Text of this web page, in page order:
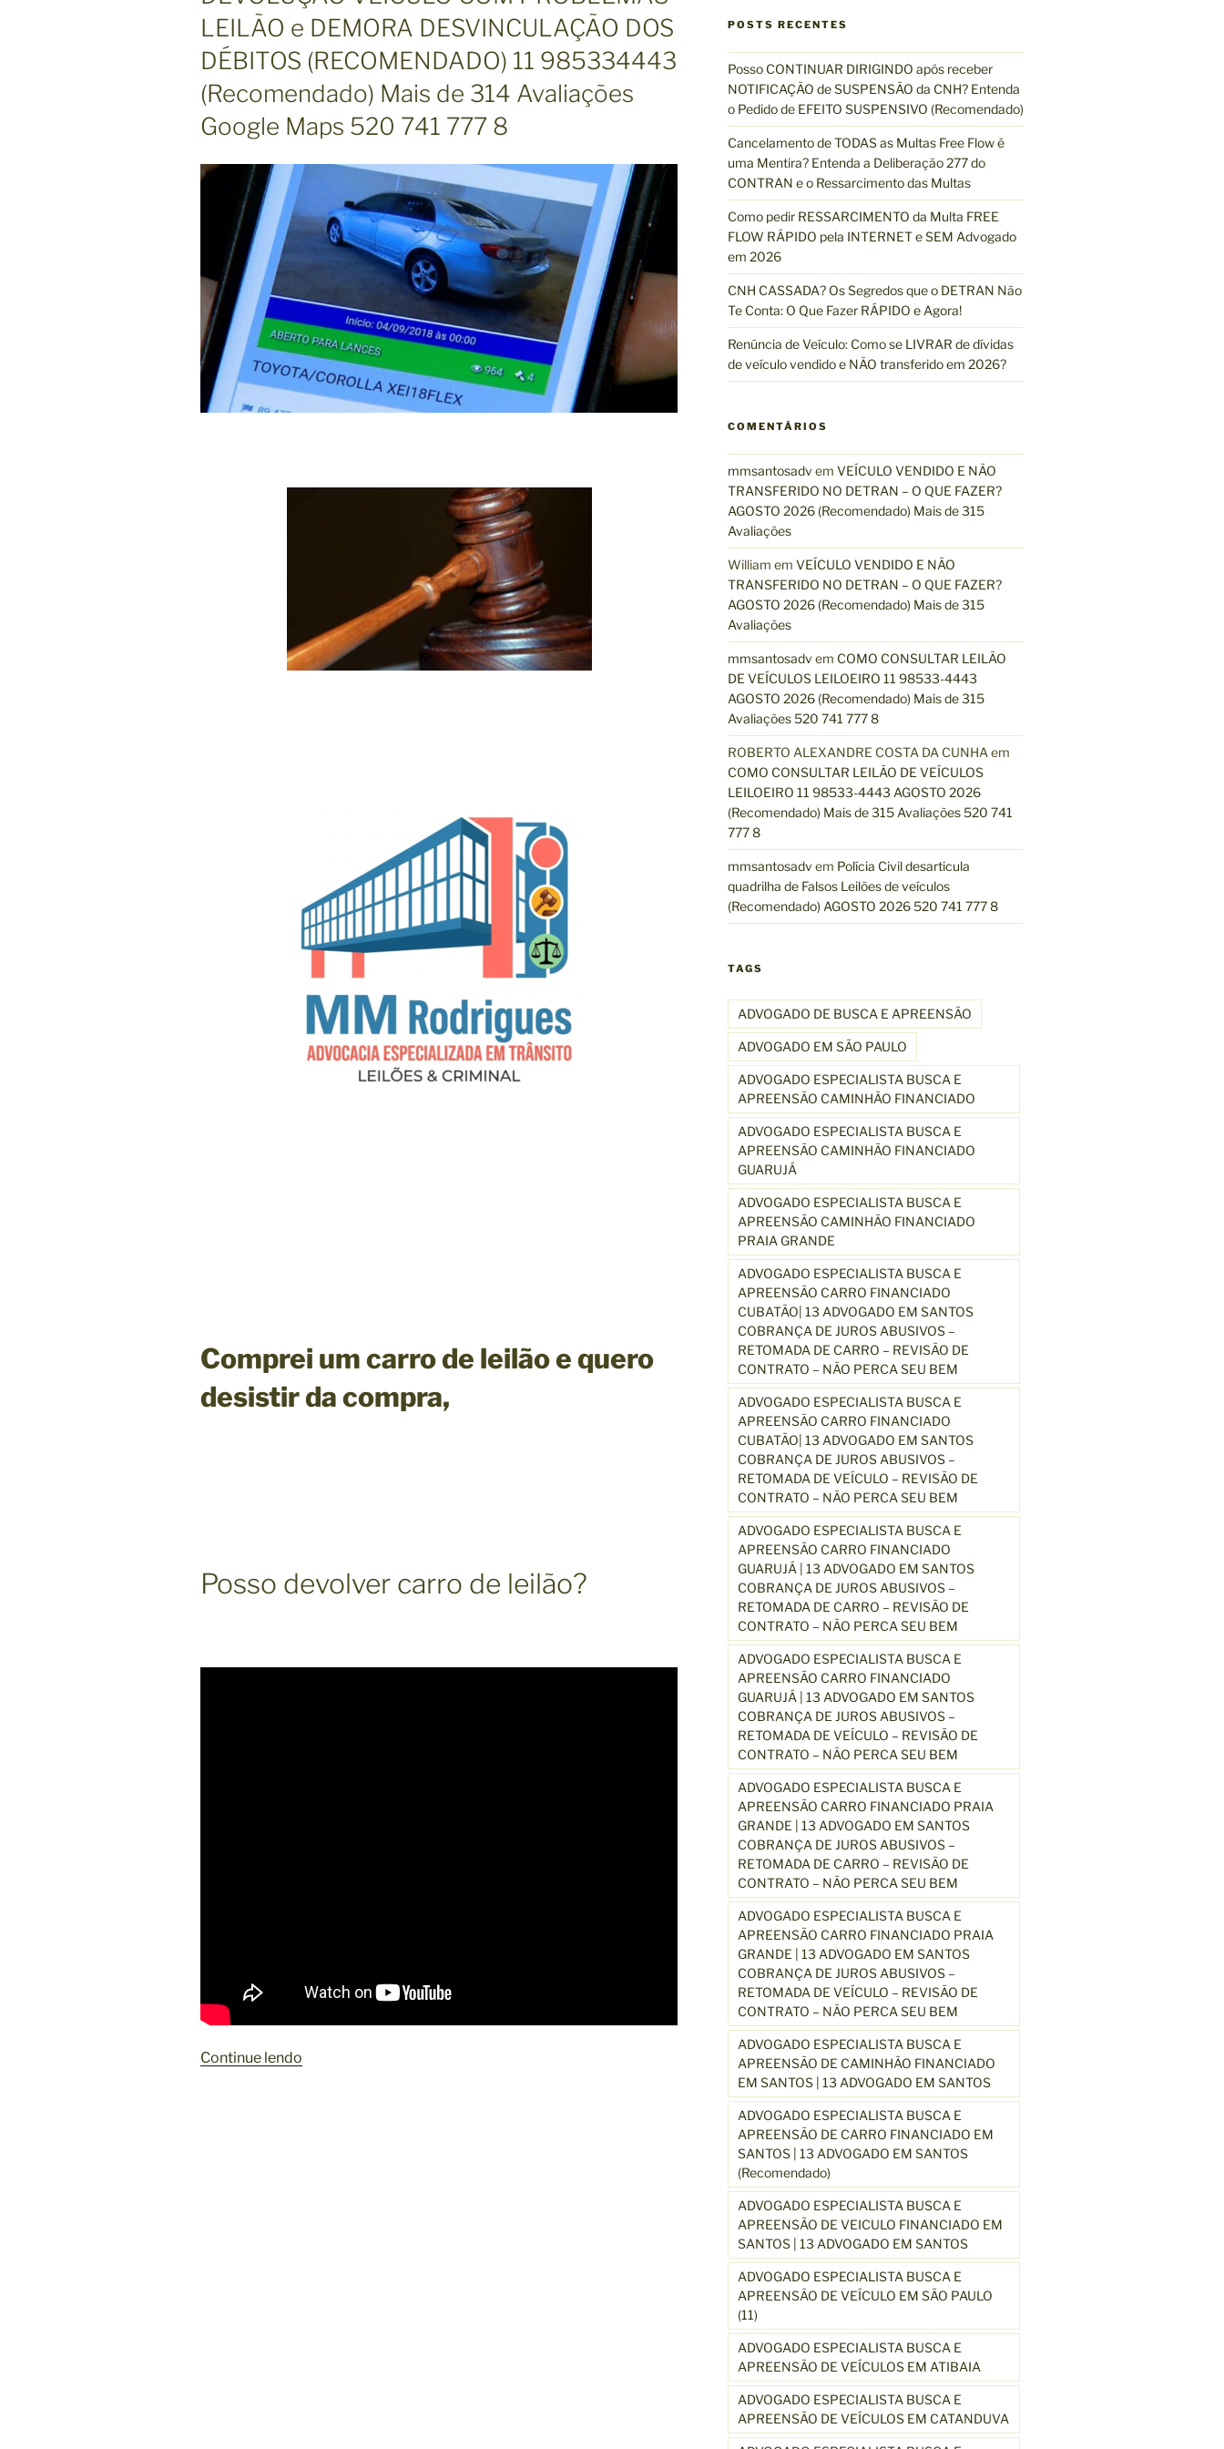
A
D
O
E
M
LEILÃO e DEMORA DESVINCULAÇÃO DOS
DÉBITOS (RECOMENDADO) 11 985334443
(Recomendado) Mais de 314 Avaliações
Google Maps 520 741 777 8
Comprei um carro de leilão e quero
desistir da compra,
Posso devolver carro de leilão?
Continue lendo
u
s
a
r
p
o
r
:
s
a
r
POSTS RECENTES
Posso CONTINUAR DIRIGINDO após receber
NOTIFICAÇÃO de SUSPENSÃO da CNH? Entenda
o Pedido de EFEITO SUSPENSIVO (Recomendado)
Cancelamento de TODAS as Multas Free Flow é
uma Mentira? Entenda a Deliberação 277 do
CONTRAN e o Ressarcimento das Multas
Como pedir RESSARCIMENTO da Multa FREE
FLOW RÁPIDO pela INTERNET e SEM Advogado
em 2026
CNH CASSADA? Os Segredos que o DETRAN Não
Te Conta: O Que Fazer RÁPIDO e Agora!
Renúncia de Veículo: Como se LIVRAR de dívidas
de veículo vendido e NÃO transferido em 2026?
COMENTÁRIOS
mmsantosadv em VEÍCULO VENDIDO E NÃO
TRANSFERIDO NO DETRAN – O QUE FAZER?
AGOSTO 2026 (Recomendado) Mais de 315
Avaliações
William em VEÍCULO VENDIDO E NÃO
TRANSFERIDO NO DETRAN – O QUE FAZER?
AGOSTO 2026 (Recomendado) Mais de 315
Avaliações
mmsantosadv em COMO CONSULTAR LEILÃO
DE VEÍCULOS LEILOEIRO 11 98533-4443
AGOSTO 2026 (Recomendado) Mais de 315
Avaliações 520 741 777 8
ROBERTO ALEXANDRE COSTA DA CUNHA em
COMO CONSULTAR LEILÃO DE VEÍCULOS
LEILOEIRO 11 98533-4443 AGOSTO 2026
(Recomendado) Mais de 315 Avaliações 520 741
777 8
mmsantosadv em Polícia Civil desarticula
quadrilha de Falsos Leilões de veículos
(Recomendado) AGOSTO 2026 520 741 777 8
TAGS
ADVOGADO DE BUSCA E APREENSÃO
ADVOGADO EM SÃO PAULO
ADVOGADO ESPECIALISTA BUSCA E
APREENSÃO CAMINHÃO FINANCIADO
ADVOGADO ESPECIALISTA BUSCA E
APREENSÃO CAMINHÃO FINANCIADO
GUARUJÁ
ADVOGADO ESPECIALISTA BUSCA E
APREENSÃO CAMINHÃO FINANCIADO
PRAIA GRANDE
ADVOGADO ESPECIALISTA BUSCA E
APREENSÃO CARRO FINANCIADO
CUBATÃO| 13 ADVOGADO EM SANTOS
COBRANÇA DE JUROS ABUSIVOS –
RETOMADA DE CARRO – REVISÃO DE
CONTRATO – NÃO PERCA SEU BEM
ADVOGADO ESPECIALISTA BUSCA E
APREENSÃO CARRO FINANCIADO
CUBATÃO| 13 ADVOGADO EM SANTOS
COBRANÇA DE JUROS ABUSIVOS –
RETOMADA DE VEÍCULO – REVISÃO DE
CONTRATO – NÃO PERCA SEU BEM
ADVOGADO ESPECIALISTA BUSCA E
APREENSÃO CARRO FINANCIADO
GUARUJÁ | 13 ADVOGADO EM SANTOS
COBRANÇA DE JUROS ABUSIVOS –
RETOMADA DE CARRO – REVISÃO DE
CONTRATO – NÃO PERCA SEU BEM
ADVOGADO ESPECIALISTA BUSCA E
APREENSÃO CARRO FINANCIADO
GUARUJÁ | 13 ADVOGADO EM SANTOS
COBRANÇA DE JUROS ABUSIVOS –
RETOMADA DE VEÍCULO – REVISÃO DE
CONTRATO – NÃO PERCA SEU BEM
ADVOGADO ESPECIALISTA BUSCA E
APREENSÃO CARRO FINANCIADO PRAIA
GRANDE | 13 ADVOGADO EM SANTOS
COBRANÇA DE JUROS ABUSIVOS –
RETOMADA DE CARRO – REVISÃO DE
CONTRATO – NÃO PERCA SEU BEM
ADVOGADO ESPECIALISTA BUSCA E
APREENSÃO CARRO FINANCIADO PRAIA
GRANDE | 13 ADVOGADO EM SANTOS
COBRANÇA DE JUROS ABUSIVOS –
RETOMADA DE VEÍCULO – REVISÃO DE
CONTRATO – NÃO PERCA SEU BEM
ADVOGADO ESPECIALISTA BUSCA E
APREENSÃO DE CAMINHÃO FINANCIADO
EM SANTOS | 13 ADVOGADO EM SANTOS
ADVOGADO ESPECIALISTA BUSCA E
APREENSÃO DE CARRO FINANCIADO EM
SANTOS | 13 ADVOGADO EM SANTOS
(Recomendado)
ADVOGADO ESPECIALISTA BUSCA E
APREENSÃO DE VEICULO FINANCIADO EM
SANTOS | 13 ADVOGADO EM SANTOS
ADVOGADO ESPECIALISTA BUSCA E
APREENSÃO DE VEÍCULO EM SÃO PAULO
(11)
ADVOGADO ESPECIALISTA BUSCA E
APREENSÃO DE VEÍCULOS EM ATIBAIA
ADVOGADO ESPECIALISTA BUSCA E
APREENSÃO DE VEÍCULOS EM CATANDUVA